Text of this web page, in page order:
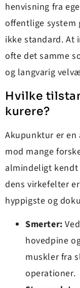
henvisning fra
offentlige system
ikke standard. At
ofte det samme
og langvarig
Hvilke
kurere?
Akupunktur er
mod mange
almindeligt
dens virkefelter
hyppigste og
Smerter:
hovedpine
muskler fra
operationer.